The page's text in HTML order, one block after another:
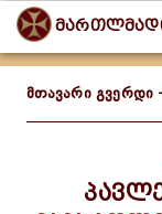
მთავარი გვერდი